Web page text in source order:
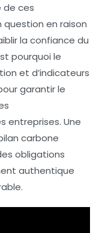
de ces
en raison
la confiance du
pourquoi le
et d’indicateurs
garantir le
entreprises. Une
carbone
obligations
authentique